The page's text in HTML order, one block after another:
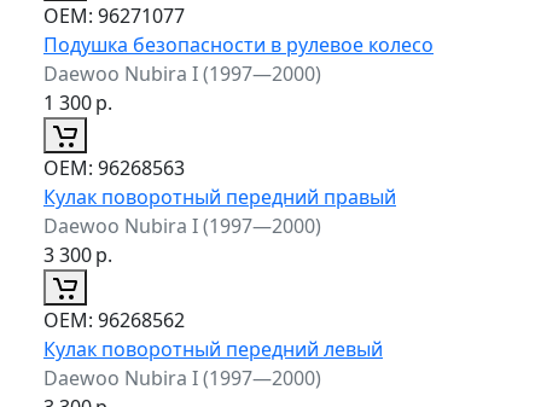
ОЕМ: 96271077
Подушка безопасности в рулевое колесо
Daewoo Nubira I (1997—2000)
1 300р.
ОЕМ: 96268563
Кулак поворотный передний правый
Daewoo Nubira I (1997—2000)
3 300р.
ОЕМ: 96268562
Кулак поворотный передний левый
Daewoo Nubira I (1997—2000)